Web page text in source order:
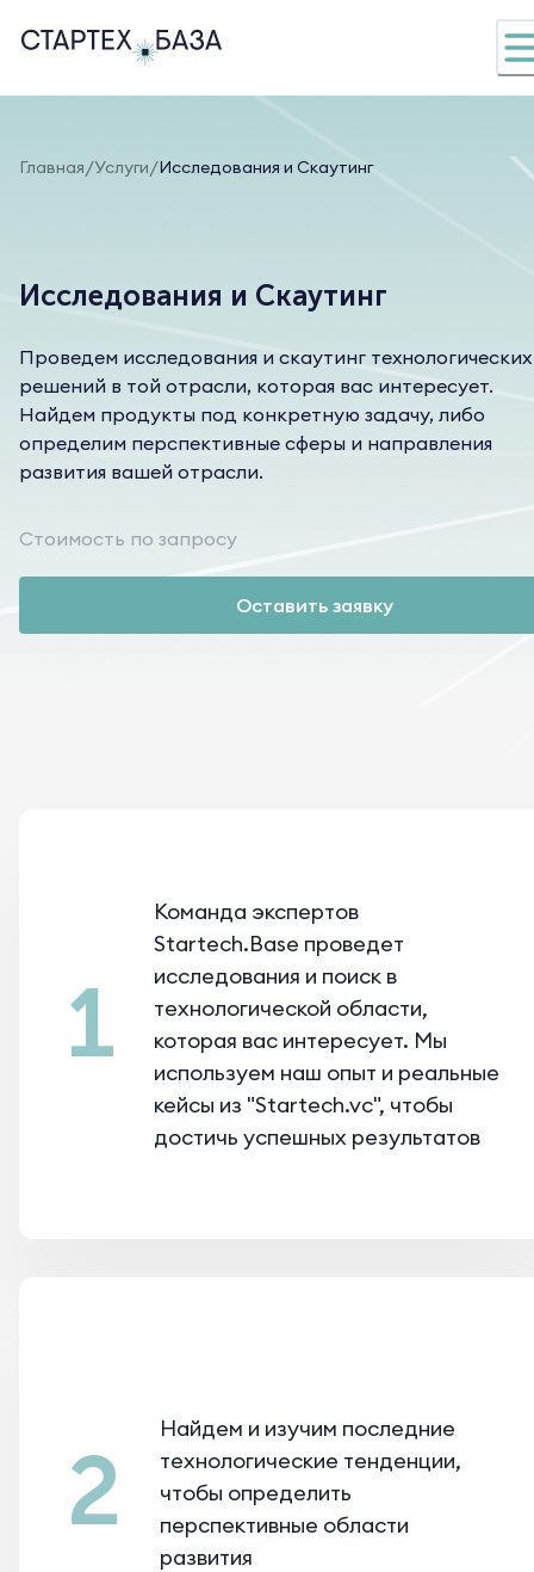
Главная/Услуги/Исследования и Скаутинг
Исследования и Скаутинг
Проведем исследования и скаутинг технологических
решений в той отрасли, которая вас интересует.
Найдем продукты под конкретную задачу, либо
определим перспективные сферы и направления
развития вашей отрасли.
Cтоимость по запросу
Оставить заявку
1
Команда экспертов
Startech.Base проведет
исследования и поиск в
технологической области,
которая вас интересует. Мы
используем наш опыт и реальные
кейсы из "Startech.vc", чтобы
достичь успешных результатов
2
Найдем и изучим последние
технологические тенденции,
чтобы определить
перспективные области
развития